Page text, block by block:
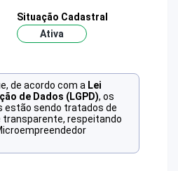
Situação Cadastral
Ativa
de acordo com a Lei
de Dados (LGPD), os
estão sendo tratados de
transparente, respeitando